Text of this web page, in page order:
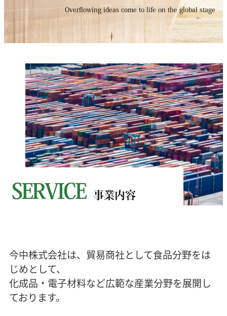
Overflowing ideas come to life on the global stage
SERVICE 事業内容
今中株式会社は、貿易商社として食品分野をは
じめとして、
化成品・電子材料など広範な産業分野を展開し
ております。